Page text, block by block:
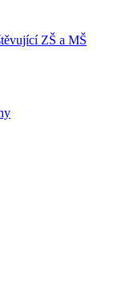
ZŠ a MŠ